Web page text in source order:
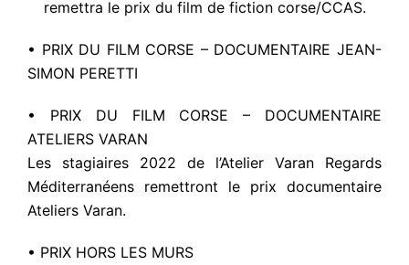
remettra le prix du film de fiction corse/CCAS.
• PRIX DU FILM CORSE – DOCUMENTAIRE JEAN-
SIMON PERETTI
• PRIX DU FILM CORSE – DOCUMENTAIRE
ATELIERS VARAN
Les stagiaires 2022 de l’Atelier Varan Regards
Méditerranéens remettront le prix documentaire
Ateliers Varan.
• PRIX HORS LES MURS